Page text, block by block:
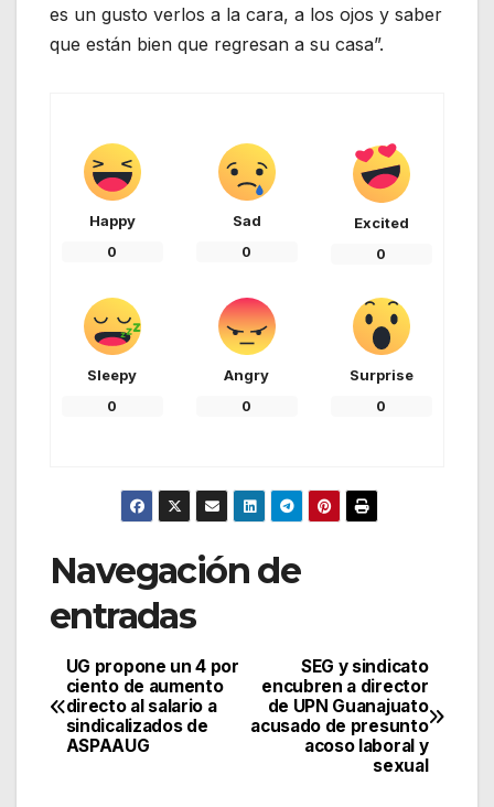
es un gusto verlos a la cara, a los ojos y saber
que están bien que regresan a su casa”.
Happy
0
Sad
0
Excited
0
Sleepy
0
Angry
0
Surprise
0
Navegación de
entradas
SEG y sindicato
encubren a director
de UPN Guanajuato
acusado de presunto
acoso laboral y
sexual
UG propone un 4 por
ciento de aumento
directo al salario a
sindicalizados de
ASPAAUG